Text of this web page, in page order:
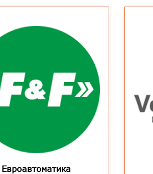
Евроавтоматика